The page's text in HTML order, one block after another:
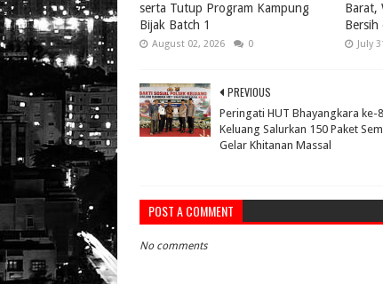
serta Tutup Program Kampung
Bijak Batch 1
August 02, 2026 0
Barat,
Bersih
July
PREVIOUS
Peringati HUT Bhayangkara ke-
Keluang Salurkan 150 Paket
Gelar Khitanan Massal
POST A COMMENT
No comments